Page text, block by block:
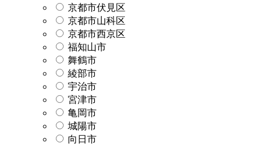
京都市伏見区
京都市山科区
京都市西京区
福知山市
舞鶴市
綾部市
宇治市
宮津市
亀岡市
城陽市
向日市